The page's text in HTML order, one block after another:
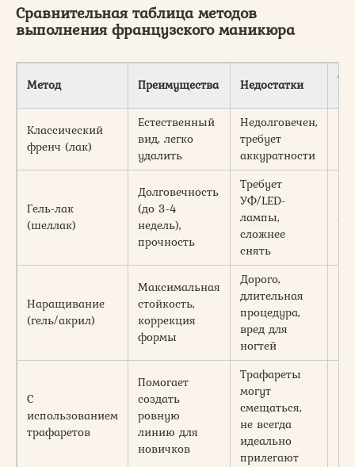
Сравнительная таблица методов
выполнения французского маникюра
Метод Преимущества Недостатки
(1-
Классический
френч (лак)
Естественный
вид, легко
удалить
Недолговечен,
требует
аккуратности
3
Гель-лак
(шеллак)
Долговечность
(до 3-4
недель),
прочность
Требует
УФ/LED-
лампы,
сложнее
снять
4
Наращивание
(гель/акрил)
Максимальная
стойкость,
коррекция
формы
Дорого,
длительная
процедура,
вред для
ногтей
5
С
использованием
трафаретов
Помогает
создать
ровную
линию для
новичков
Трафареты
могут
смещаться,
не всегда
идеально
прилегают
2